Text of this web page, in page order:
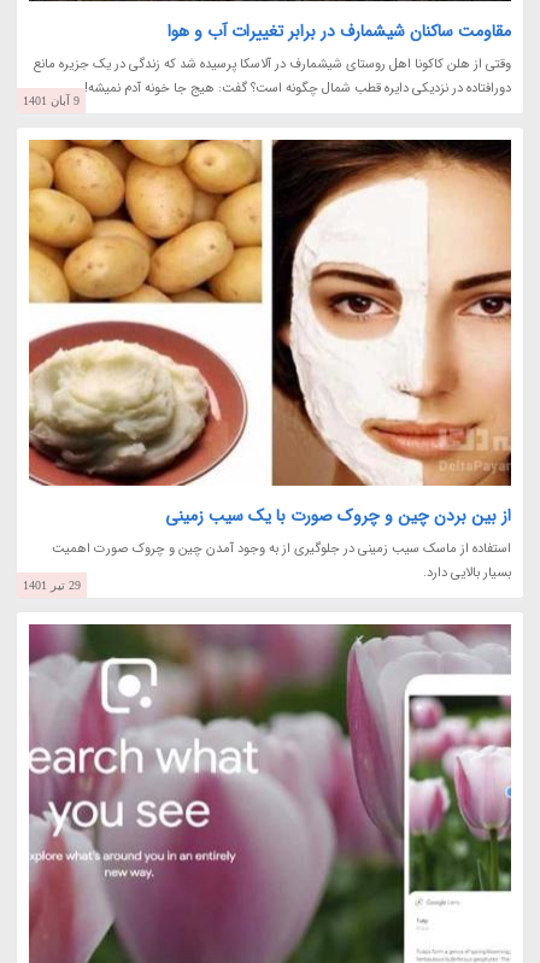
مقاومت ساکنان شیشمارف در برابر تغییرات آب و هوا
وقتی از هلن کاکونا اهل روستای شیشمارف در آلاسکا پرسیده شد که زندگی در یک جزیره مانع
دورافتاده در نزدیکی دایره قطب شمال چگونه است؟ گفت: هیج جا خونه آدم نمیشه!
9 آبان 1401
از بین بردن چین و چروک صورت با یک سیب زمینی
استفاده از ماسک سیب زمینی در جلوگیری از به وجود آمدن چین و چروک صورت اهمیت
بسیار بالایی دارد.
29 تیر 1401